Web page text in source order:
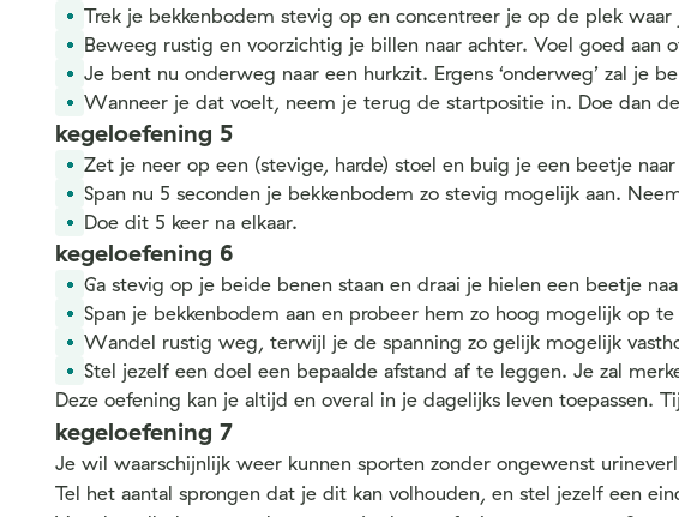
Trek je bekkenbodem stevig op en concentreer je op de plek
Beweeg rustig en voorzichtig je billen naar achter. Voel goed aan
Je bent nu onderweg naar een hurkzit. Ergens ‘onderweg’ zal je
Wanneer je dat voelt, neem je terug de startpositie in. Doe dan
kegeloefening 5
Zet je neer op een (stevige, harde) stoel en buig je een beetje
Span nu 5 seconden je bekkenbodem zo stevig mogelijk aan.
Doe dit 5 keer na elkaar.
kegeloefening 6
Ga stevig op je beide benen staan en draai je hielen een beetje
Span je bekkenbodem aan en probeer hem zo hoog mogelijk op te
Wandel rustig weg, terwijl je de spanning zo gelijk mogelijk
Stel jezelf een doel een bepaalde afstand af te leggen. Je zal
Deze oefening kan je altijd en overal in je dagelijks leven toepassen.
kegeloefening 7
Je wil waarschijnlijk weer kunnen sporten zonder ongewenst
Tel het aantal sprongen dat je dit kan volhouden, en stel jezelf een